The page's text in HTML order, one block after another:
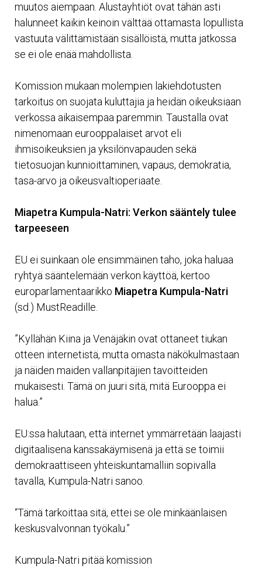
muutos aiempaan. Alustayhtiöt ovat tähän asti
halunneet kaikin keinoin välttää ottamasta lopullista
vastuuta välittämistään sisällöistä, mutta jatkossa
se ei ole enää mahdollista.
Komission mukaan molempien lakiehdotusten
tarkoitus on suojata kuluttajia ja heidän oikeuksiaan
verkossa aikaisempaa paremmin. Taustalla ovat
nimenomaan eurooppalaiset arvot eli
ihmisoikeuksien ja yksilönvapauden sekä
tietosuojan kunnioittaminen, vapaus, demokratia,
tasa-arvo ja oikeusvaltioperiaate.
Miapetra Kumpula-Natri: Verkon sääntely tulee
tarpeeseen
EU ei suinkaan ole ensimmäinen taho, joka haluaa
ryhtyä sääntelemään verkon käyttöä, kertoo
europarlamentaarikko Miapetra Kumpula-Natri
(sd.) MustReadille.
”Kyllähän Kiina ja Venäjäkin ovat ottaneet tiukan
otteen internetistä, mutta omasta näkökulmastaan
ja näiden maiden vallanpitäjien tavoitteiden
mukaisesti. Tämä on juuri sitä, mitä Eurooppa ei
halua.”
EU:ssa halutaan, että internet ymmärretään laajasti
digitaalisena kanssakäymisenä ja että se toimii
demokraattiseen yhteiskuntamalliin sopivalla
tavalla, Kumpula-Natri sanoo.
“Tämä tarkoittaa sitä, ettei se ole minkäänlaisen
keskusvalvonnan työkalu.”
Kumpula-Natri pitää komission